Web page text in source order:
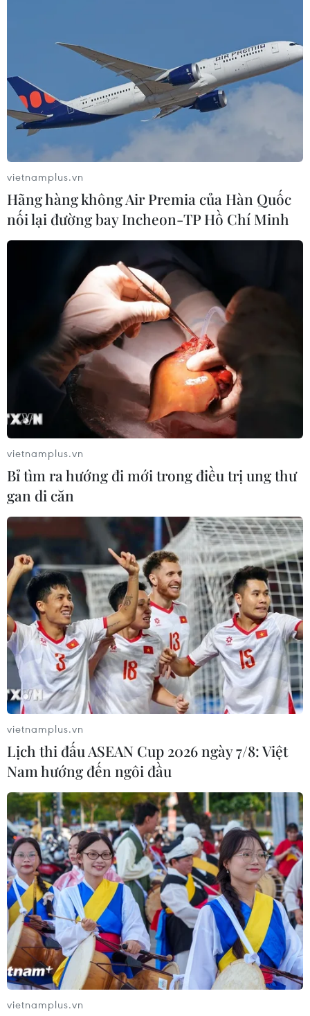
vietnamplus.vn
Hãng hàng không Air Premia của Hàn Quốc
nối lại đường bay Incheon-TP Hồ Chí Minh
vietnamplus.vn
Bỉ tìm ra hướng đi mới trong điều trị ung thư
gan di căn
vietnamplus.vn
Lịch thi đấu ASEAN Cup 2026 ngày 7/8: Việt
Nam hướng đến ngôi đầu
vietnamplus.vn